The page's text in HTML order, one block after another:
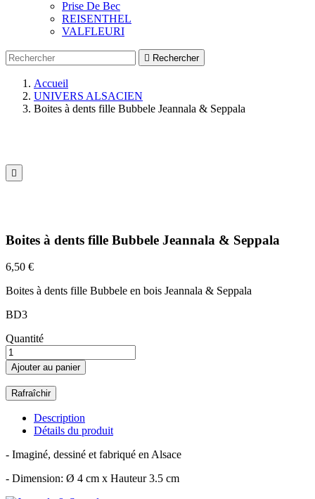
Prise De Bec
REISENTHEL
VALFLEURI
 Rechercher
Accueil
UNIVERS ALSACIEN
Boites à dents fille Bubbele Jeannala & Seppala

Boites à dents fille Bubbele Jeannala & Seppala
6,50 €
Boites à dents fille Bubbele en bois Jeannala & Seppala
BD3
Quantité
Ajouter au panier
Description
Détails du produit
- Imaginé, dessiné et fabriqué en Alsace
- Dimension: Ø 4 cm x Hauteur 3.5 cm